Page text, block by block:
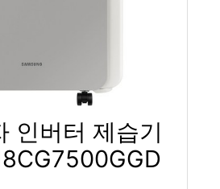
인버터 제습기